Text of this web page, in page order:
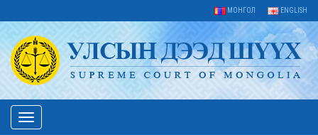
МОНГОЛ ENGLISH
Toggle
navigation